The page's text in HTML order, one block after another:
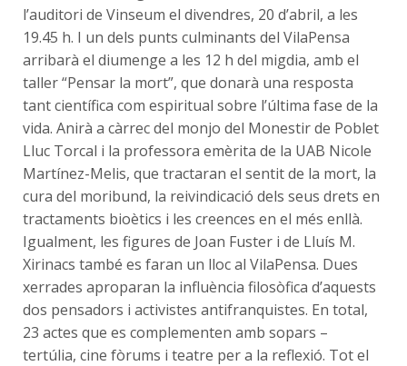
l’auditori de Vinseum el divendres, 20 d’abril, a les
19.45 h. I un dels punts culminants del VilaPensa
arribarà el diumenge a les 12 h del migdia, amb el
taller “Pensar la mort”, que donarà una resposta
tant científica com espiritual sobre l’última fase de la
vida. Anirà a càrrec del monjo del Monestir de Poblet
Lluc Torcal i la professora emèrita de la UAB Nicole
Martínez-Melis, que tractaran el sentit de la mort, la
cura del moribund, la reivindicació dels seus drets en
tractaments bioètics i les creences en el més enllà.
Igualment, les figures de Joan Fuster i de Lluís M.
Xirinacs també es faran un lloc al VilaPensa. Dues
xerrades aproparan la influència filosòfica d’aquests
dos pensadors i activistes antifranquistes. En total,
23 actes que es complementen amb sopars –
tertúlia, cine fòrums i teatre per a la reflexió. Tot el